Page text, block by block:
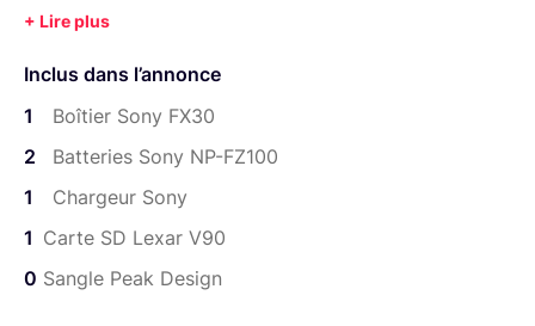
1 Carte SD Lexar "though" 64GB
Inclus dans l’annonce
1
Boîtier Sony FX30
2
Batteries Sony NP-FZ100
1
Chargeur Sony
1 Carte SD Lexar V90
0 Sangle Peak Design